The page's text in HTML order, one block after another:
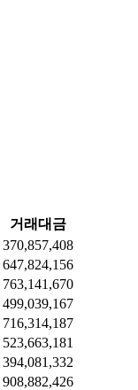
거래대금
370,857,408
647,824,156
763,141,670
499,039,167
716,314,187
523,663,181
394,081,332
908,882,426